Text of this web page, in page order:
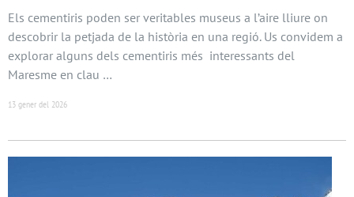
Els cementiris poden ser veritables museus a l’aire lliure on
descobrir la petjada de la història en una regió. Us convidem a
explorar alguns dels cementiris més interessants del
Maresme en clau …
13 gener del 2026